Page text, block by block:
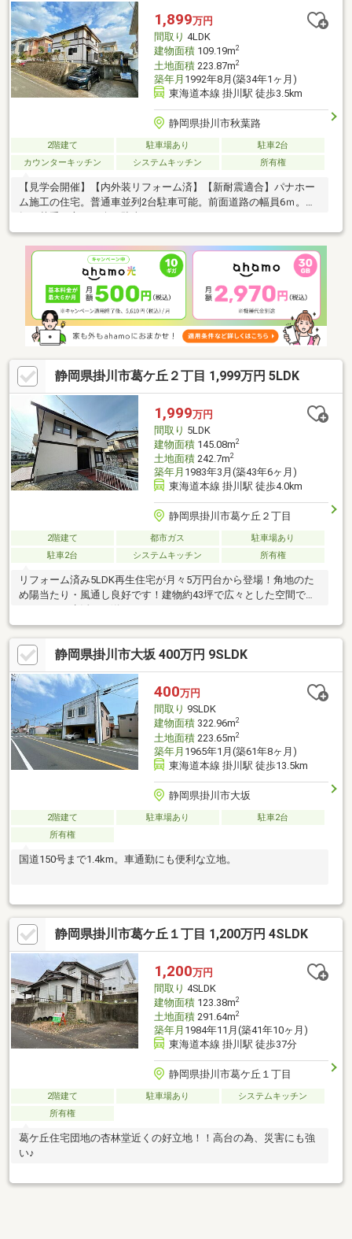
1,899万円
間取り 4LDK
建物面積109.19m2
土地面積223.87m2
築年月 1992年8月(築34年1ヶ月)
東海道本線 掛川駅 徒歩3.5km
静岡県掛川市秋葉路
2階建て 駐車場あり
駐車2台
カウンターキッチン
システムキッチン 所有権
【見学会開催】【内外装リフォーム済】【新耐震適合】パナホー
ム施工の住宅。普通車並列2台駐車可能。前面道路の幅員6ｍ。運
静岡県掛川市葛ケ丘２丁目 1,999万円 5LDK
1,999万円
間取り 5LDK
建物面積145.08m2
土地面積242.7m2
築年月 1983年3月(築43年6ヶ月)
東海道本線 掛川駅 徒歩4.0km
静岡県掛川市葛ケ丘２丁目
2階建て 都市ガス
駐車場あり
駐車2台
システムキッチン 所有権
リフォーム済み5LDK再生住宅が月々5万円台から登場！角地のた
め陽当たり・風通し良好です！建物約43坪で広々とした空間でゆ
静岡県掛川市大坂 400万円 9SLDK
400万円
間取り 9SLDK
建物面積322.96m2
土地面積223.65m2
築年月 1965年1月(築61年8ヶ月)
東海道本線 掛川駅 徒歩13.5km
静岡県掛川市大坂
2階建て 駐車場あり
駐車2台
所有権
国道150号まで1.4km。車通勤にも便利な立地。
静岡県掛川市葛ケ丘１丁目 1,200万円 4SLDK
1,200万円
間取り 4SLDK
建物面積123.38m2
土地面積291.64m2
築年月 1984年11月(築41年10ヶ月)
東海道本線 掛川駅 徒歩37分
静岡県掛川市葛ケ丘１丁目
2階建て 駐車場あり
システムキッチン
所有権
葛ケ丘住宅団地の杏林堂近くの好立地！！高台の為、災害にも強
い♪